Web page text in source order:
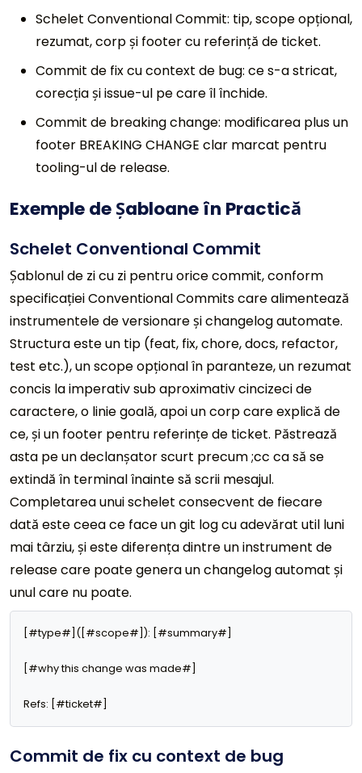
Schelet Conventional Commit: tip, scope opțional,
rezumat, corp și footer cu referință de ticket.
Commit de fix cu context de bug: ce s-a stricat,
corecția și issue-ul pe care îl închide.
Commit de breaking change: modificarea plus un
footer BREAKING CHANGE clar marcat pentru
tooling-ul de release.
Exemple de Șabloane în Practică
Schelet Conventional Commit
Șablonul de zi cu zi pentru orice commit, conform
specificației Conventional Commits care alimentează
instrumentele de versionare și changelog automate.
Structura este un tip (feat, fix, chore, docs, refactor,
test etc.), un scope opțional în paranteze, un rezumat
concis la imperativ sub aproximativ cincizeci de
caractere, o linie goală, apoi un corp care explică de
ce, și un footer pentru referințe de ticket. Păstrează
asta pe un declanșator scurt precum ;cc ca să se
extindă în terminal înainte să scrii mesajul.
Completarea unui schelet consecvent de fiecare
dată este ceea ce face un git log cu adevărat util luni
mai târziu, și este diferența dintre un instrument de
release care poate genera un changelog automat și
unul care nu poate.
[#type#]([#scope#]): [#summary#]
[#why this change was made#]
Refs: [#ticket#]
Commit de fix cu context de bug